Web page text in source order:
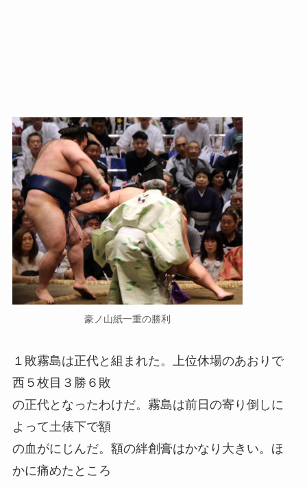
豪ノ山紙一重の勝利
１敗霧島は正代と組まれた。上位休場のあおりで
西５枚目３勝６敗
の正代となったわけだ。霧島は前日の寄り倒しに
よって土俵下で額
の血がにじんだ。額の絆創膏はかなり大きい。ほ
かに痛めたところ